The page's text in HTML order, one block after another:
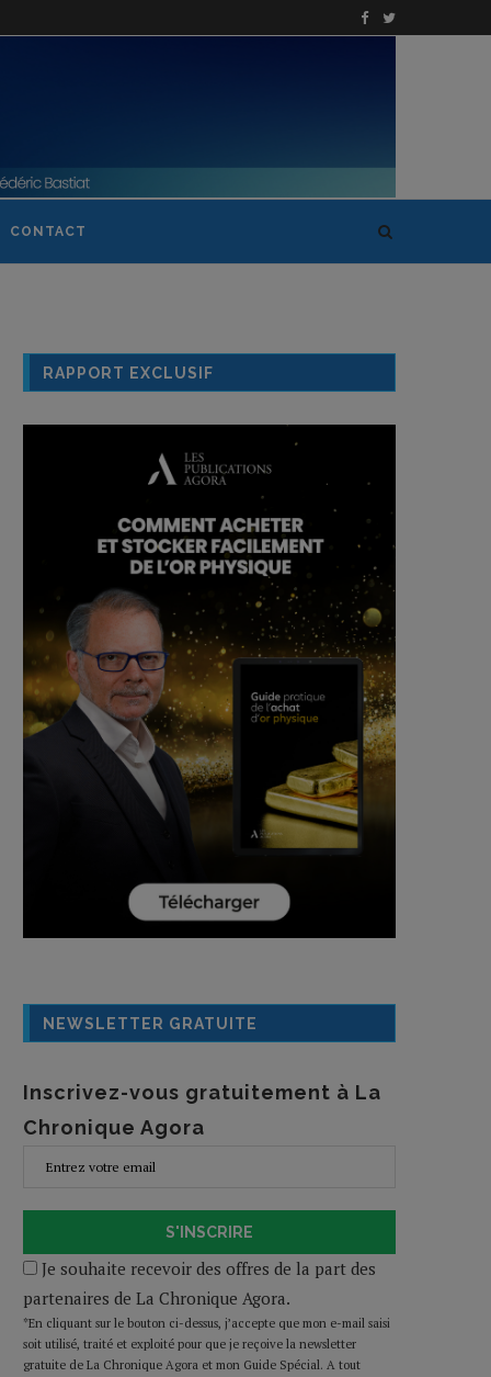
CONTACT
RAPPORT EXCLUSIF
NEWSLETTER GRATUITE
Inscrivez-vous gratuitement à La
Chronique Agora
S'INSCRIRE
Je souhaite recevoir des offres de la part des
partenaires de La Chronique Agora.
*En cliquant sur le bouton ci-dessus, j’accepte que mon e-mail saisi
soit utilisé, traité et exploité pour que je reçoive la newsletter
gratuite de La Chronique Agora et mon Guide Spécial. A tout